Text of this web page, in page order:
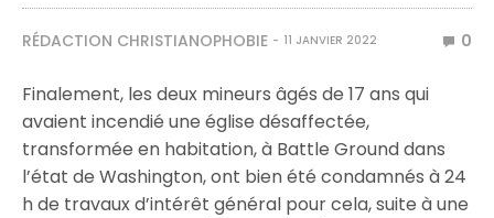
RÉDACTION CHRISTIANOPHOBIE 11 JANVIER 2022 0
Finalement, les deux mineurs âgés de 17 ans qui
avaient incendié une église désaffectée,
transformée en habitation, à Battle Ground dans
l’état de Washington, ont bien été condamnés à 24
h de travaux d’intérêt général pour cela, suite à une